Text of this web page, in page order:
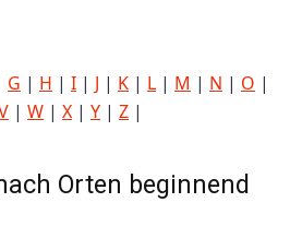
G | H | I | J | K | L | M | N | O |
| W | X | Y | Z |
Orten beginnend